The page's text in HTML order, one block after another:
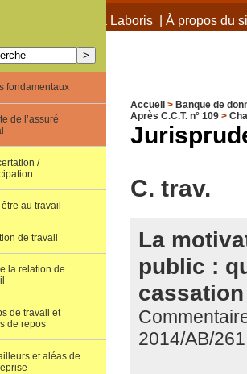
À propos de Terra Laboris| À propos du
Accueil > Banque de
Après C.C.T. n° 109>
C. trav.
La
public :
2014/AB/261
fondamentaux
de l’assuré
/
au travail
de travail
la relation de
de travail et
de repos
et aléas de